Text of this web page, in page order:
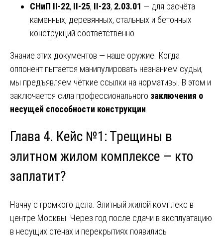
СНиП II-22, II-25, II-23, 2.03.01 — для расчёта
каменных, деревянных, стальных и бетонных
конструкций соответственно.
Знание этих документов — наше оружие. Когда
оппонент пытается манипулировать незнанием судьи,
мы предъявляем чёткие ссылки на нормативы. В этом и
заключается сила профессионального заключения о
несущей способности конструкции
Глава 4. Кейс №1: Трещины в
элитном жилом комплексе — кто
заплатит?
Начну с громкого дела. Элитный жилой комплекс в
центре Москвы. Через год после сдачи в эксплуатацию
в несущих стенах и перекрытиях появились